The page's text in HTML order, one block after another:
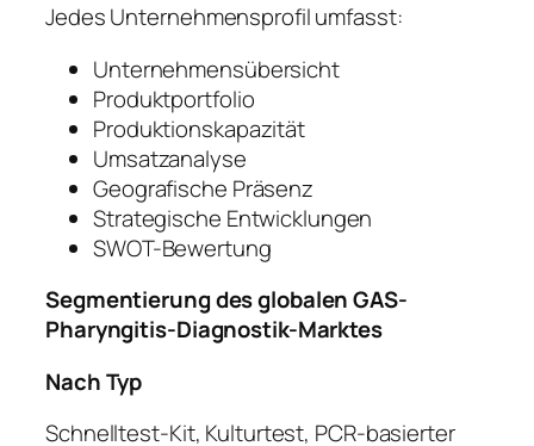
Jedes Unternehmensprofil umfasst:
Unternehmensübersicht
Produktportfolio
Produktionskapazität
Umsatzanalyse
Geografische Präsenz
Strategische Entwicklungen
SWOT-Bewertung
Segmentierung des globalen GAS-
Pharyngitis-Diagnostik-Marktes
Nach Typ
Schnelltest-Kit, Kulturtest, PCR-basierter